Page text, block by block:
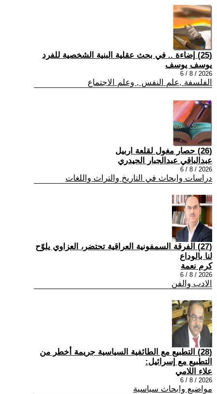
(25) إضاءة .. في بحث عقلية البنية الشخصية للفرد
يوسف يوسف
2026 / 8 / 6
الفلسفة ,علم النفس , وعلم الاجتماع
(26) حصار مغول لقلعة اربيل
عبدالباقي عبدالجبار الحيدري
2026 / 8 / 6
دراسات وابحاث في التاريخ والتراث واللغات
(27) الفرقة السمفونية العراقية تحتضر، العزاوي يلوّح
لنا بالوداع
كرم نعمة
2026 / 8 / 6
الادب والفن
(28) التطبيع مع الطائفية السياسية جريمة أخطر من
التطبيع مع إسرائيل:
علاء اللامي
2026 / 8 / 6
مواضيع وابحاث سياسية